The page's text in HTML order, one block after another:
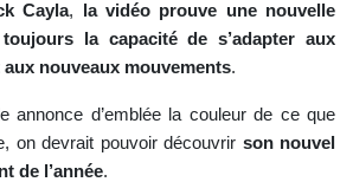
Cayla,
la vidéo prouve une nouvelle
la capacité de s’adapter aux
nouveaux mouvements.
annonce d’emblée la couleur de ce que
on devrait pouvoir découvrir son nouvel
de l’année.